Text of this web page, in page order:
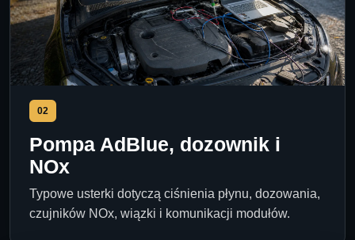
02
Pompa AdBlue, dozownik i
NOx
Typowe usterki dotyczą ciśnienia płynu, dozowania,
czujników NOx, wiązki i komunikacji modułów.